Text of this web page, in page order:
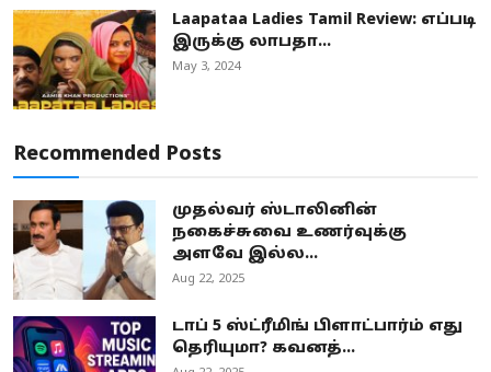
Laapataa Ladies Tamil Review: எப்படி
இருக்கு லாபதா...
May 3, 2024
Recommended Posts
முதல்வர் ஸ்டாலினின்
நகைச்சுவை உணர்வுக்கு
அளவே இல்ல...
Aug 22, 2025
டாப் 5 ஸ்ட்ரீமிங் பிளாட்பார்ம் எது
தெரியுமா? கவனத்...